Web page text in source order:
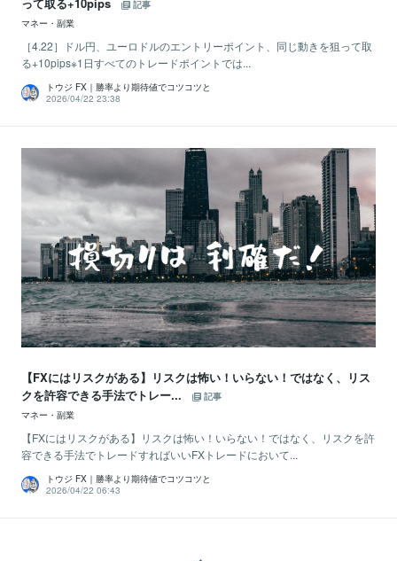
記事
マネー・副業
［4.22］ドル円、ユーロドルのエントリーポイント、同じ動きを狙って取
る+10pips※1日すべてのトレードポイントでは...
トウジ FX｜勝率より期待値でコツコツと
2026/04/22 23:38
【FXにはリスクがある】リスクは怖い！いらない！ではなく、リス
クを許容できる手法でトレー...
記事
マネー・副業
【FXにはリスクがある】リスクは怖い！いらない！ではなく、リスクを許
容できる手法でトレードすればいいFXトレードにおいて...
トウジ FX｜勝率より期待値でコツコツと
2026/04/22 06:43